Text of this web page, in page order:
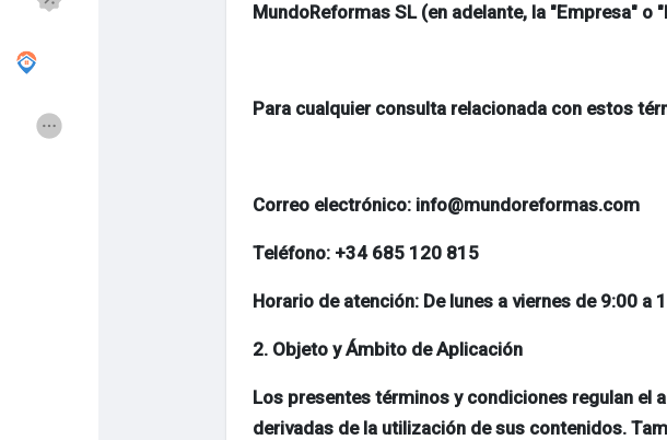
Proveedores que sigo
Buscador MundoReformas
MundoReformas SL (en adelante, la "Empresa" o
Para cualquier consulta relacionada con estos
Correo electrónico: info@mundoreformas.com
Teléfono: +34 685 120 815
Horario de atención: De lunes a viernes de 9:00 a
2. Objeto y Ámbito de Aplicación
Los presentes términos y condiciones regulan el
derivadas de la utilización de sus contenidos.